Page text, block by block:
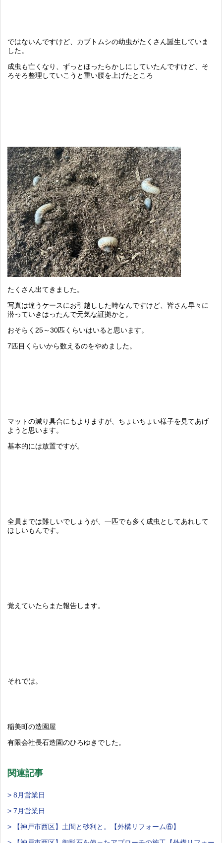
ではないんですけど、カブトムシの幼虫がたくさん誕生していま
した。
成虫も亡くなり、ずっとほったらかしにしていたんですけど、そ
ろそろ整理していこうと重い腰を上げたところ
たくさん出てきました。
写真は違うケースにお引越しした時なんですけど、皆さん早々に
潜っていきはったんで元気な証拠かと。
おそらく25～30匹くらいはいると思います。
7匹目くらいから数えるのをやめました。
マットの減り具合にもよりますが、ちょいちょい様子を見てあげ
ようと思います。
基本的には放置ですが。
全員までは難しいでしょうが、一匹でも多く成虫としてあれして
ほしいもんです。
覚えていたらまた報告します。
それでは。
稲美町の造園屋
有限会社長石造園のひろゆきでした。
関連記事
> 8月営業日
> 7月営業日
> 【神戸市西区】土間と砂利と。【外構リフォーム⑥】